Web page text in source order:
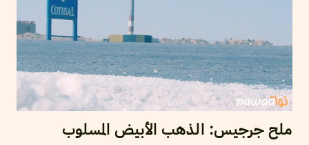
ملح جرجيس: الذهب الأبيض المسلوب